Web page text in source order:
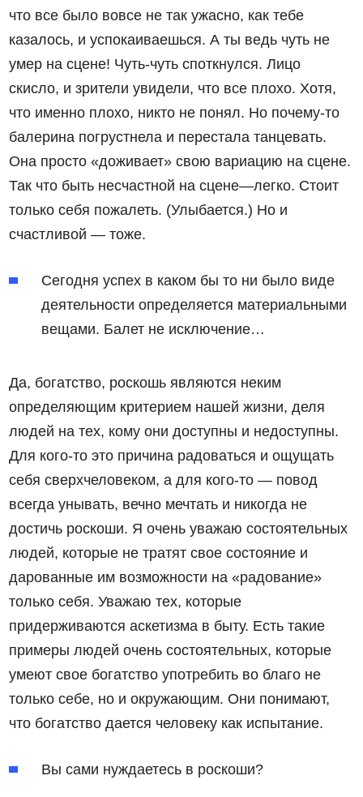
что все было вовсе не так ужасно, как тебе
казалось, и успокаиваешься. А ты ведь чуть не
умер на сцене! Чуть-чуть споткнулся. Лицо
скисло, и зрители увидели, что все плохо. Хотя,
что именно плохо, никто не понял. Но почему-то
балерина погрустнела и перестала танцевать.
Она просто «доживает» свою вариацию на сцене.
Так что быть несчастной на сцене—легко. Стоит
только себя пожалеть. (Улыбается.) Но и
счастливой — тоже.
Сегодня успех в каком бы то ни было виде
деятельности определяется материальными
вещами. Балет не исключение…
Да, богатство, роскошь являются неким
определяющим критерием нашей жизни, деля
людей на тех, кому они доступны и недоступны.
Для кого-то это причина радоваться и ощущать
себя сверхчеловеком, а для кого-то — повод
всегда унывать, вечно мечтать и никогда не
достичь роскоши. Я очень уважаю состоятельных
людей, которые не тратят свое состояние и
дарованные им возможности на «радование»
только себя. Уважаю тех, которые
придерживаются аскетизма в быту. Есть такие
примеры людей очень состоятельных, которые
умеют свое богатство употребить во благо не
только себе, но и окружающим. Они понимают,
что богатство дается человеку как испытание.
Вы сами нуждаетесь в роскоши?